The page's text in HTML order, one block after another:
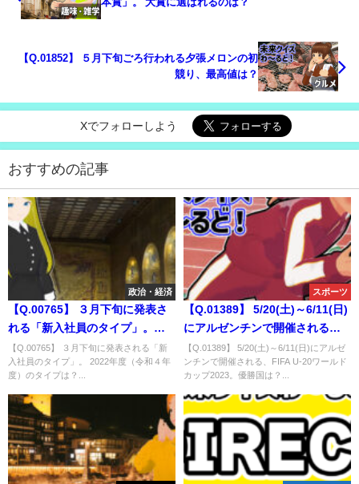
本賞」。 大賞に選ばれるのは？
【Q.01852】 ５月下旬ごろ行われる夕張メロンの初
競り、最高値は？
Xでフォローしよう
おすすめの記事
政治・経済
【Q.00765】 ３月下旬に発表さ
れる「新入社員のタイプ」。
2022年度（令和４年度）のタイ
プは？
【Q.00765】 ３月下旬に発表される「新
入社員のタイプ」。 2022年度（令和４年
度）のタイプは？...
スポーツ
【Q.01389】 5/20(土)～6/11(日)
にアルゼンチンで開催される、
FIFA U-20ワールドカップ
2023。優勝国は？
【Q.01389】 5/20(土)～6/11(日)にアルゼ
ンチンで開催される、FIFA U-20ワールド
カップ2023。優勝国は？...